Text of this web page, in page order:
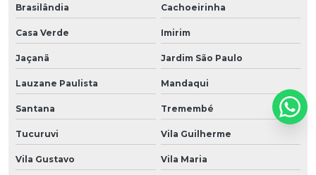
Brasilândia
Cachoeirinha
Casa Verde Imirim
Jaçanã Jardim São Paulo
Lauzane Paulista Mandaqui
Santana Tremembé
Tucuruvi Vila Guilherme
Vila Gustavo Vila Maria